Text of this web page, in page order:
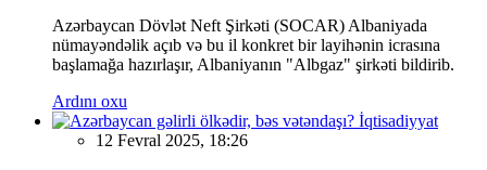
Azərbaycan Dövlət Neft Şirkəti (SOCAR) Albaniyada
nümayəndəlik açıb və bu il konkret bir layihənin icrasına
başlamağa hazırlaşır, Albaniyanın "Albgaz" şirkəti bildirib.
Ardını oxu
İqtisadiyyat
12 Fevral 2025, 18:26